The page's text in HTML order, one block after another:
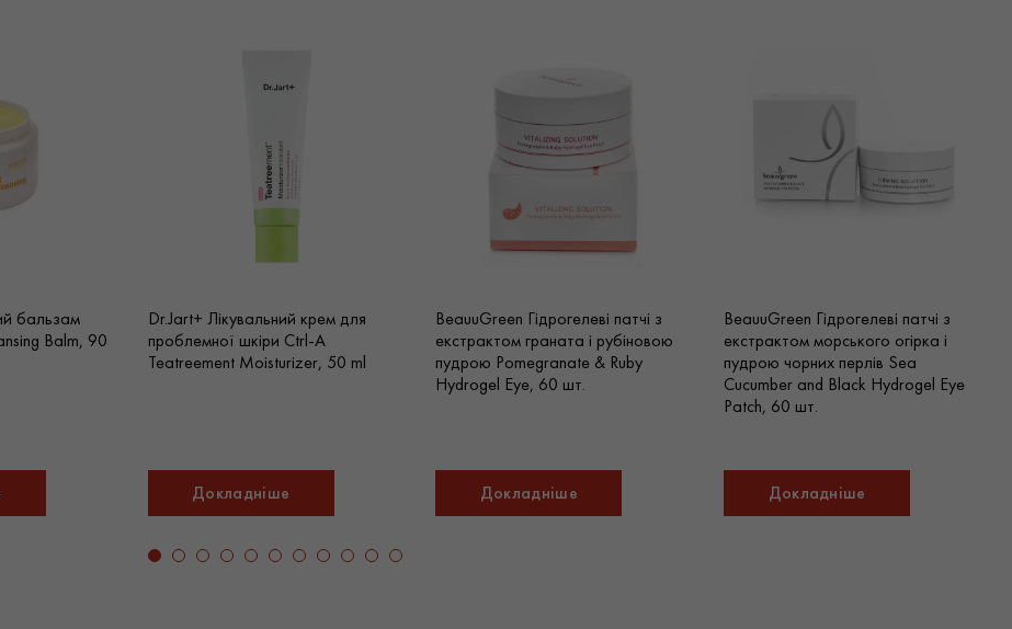
бальзам
Balm, 90
Dr.Jart+ Лікувальний крем для
проблемної шкіри Ctrl-A
Teatreement Moisturizer, 50 ml
Докладніше
BeauuGreen Гідрогелеві патчі з
екстрактом граната і рубіновою
пудрою Pomegranate & Ruby
Hydrogel Eye, 60 шт.
Докладніше
BeauuGreen Гідрогелеві патчі з
екстрактом морського огірка і
пудрою чорних перлів Sea
Cucumber and Black Hydrogel Eye
Patch, 60 шт.
Докладніше